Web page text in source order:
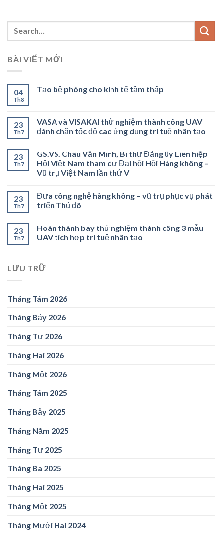
BÀI VIẾT MỚI
04
Th8
Tạo bệ phóng cho kinh tế tầm thấp
23
Th7
VASA và VISAKAI thử nghiệm thành công UAV
đánh chặn tốc độ cao ứng dụng trí tuệ nhân tạo
23
Th7
GS.VS. Châu Văn Minh, Bí thư Đảng ủy Liên hiệp
Hội Việt Nam tham dự Đại hội Hội Hàng không –
Vũ trụ Việt Nam lần thứ V
23
Th7
Đưa công nghệ hàng không – vũ trụ phục vụ phát
triển Thủ đô
23
Th7
Hoàn thành bay thử nghiệm thành công 3 mẫu
UAV tích hợp trí tuệ nhân tạo
LƯU TRỮ
Tháng Tám 2026
Tháng Bảy 2026
Tháng Tư 2026
Tháng Hai 2026
Tháng Một 2026
Tháng Tám 2025
Tháng Bảy 2025
Tháng Năm 2025
Tháng Tư 2025
Tháng Ba 2025
Tháng Hai 2025
Tháng Một 2025
Tháng Mười Hai 2024